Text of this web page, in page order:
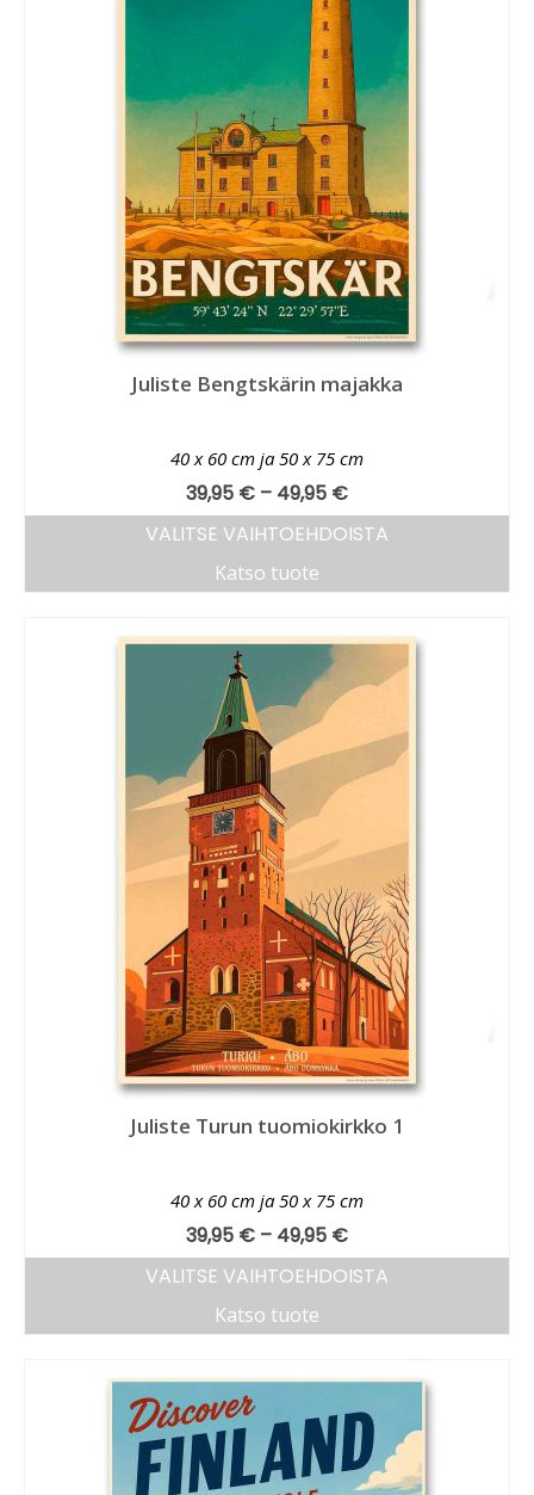
Juliste Bengtskärin majakka
40 x 60 cm ja 50 x 75 cm
39,95 € – 49,95 €
VALITSE VAIHTOEHDOISTA
Katso tuote
Juliste Turun tuomiokirkko 1
40 x 60 cm ja 50 x 75 cm
39,95 € – 49,95 €
VALITSE VAIHTOEHDOISTA
Katso tuote